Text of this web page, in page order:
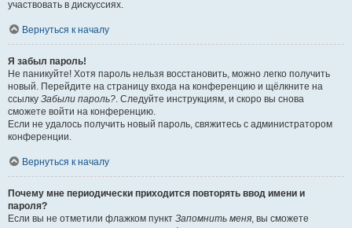
участвовать в дискуссиях.
Вернуться к началу
Я забыл пароль!
Не паникуйте! Хотя пароль нельзя восстановить, можно легко получить
новый. Перейдите на страницу входа на конференцию и щёлкните на
ссылку Забыли пароль?. Следуйте инструкциям, и скоро вы снова
сможете войти на конференцию.
Если не удалось получить новый пароль, свяжитесь с администратором
конференции.
Вернуться к началу
Почему мне периодически приходится повторять ввод имени и
пароля?
Если вы не отметили флажком пункт Запомнить меня, вы сможете